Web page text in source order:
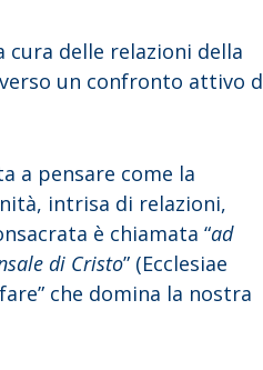
delle relazioni della
un confronto attivo
a pensare come la
intrisa di relazioni,
è chiamata “ad
di Cristo” (Ecclesiae
che domina la nostra